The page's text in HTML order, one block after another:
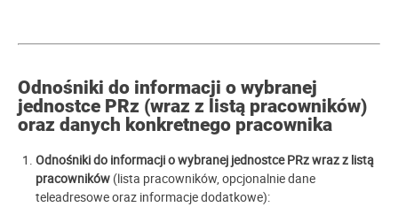
Odnośniki do informacji o wybranej
jednostce PRz (wraz z listą pracowników)
oraz danych konkretnego pracownika
Odnośniki do informacji o wybranej jednostce PRz wraz z listą
pracowników (lista pracowników, opcjonalnie dane
teleadresowe oraz informacje dodatkowe):